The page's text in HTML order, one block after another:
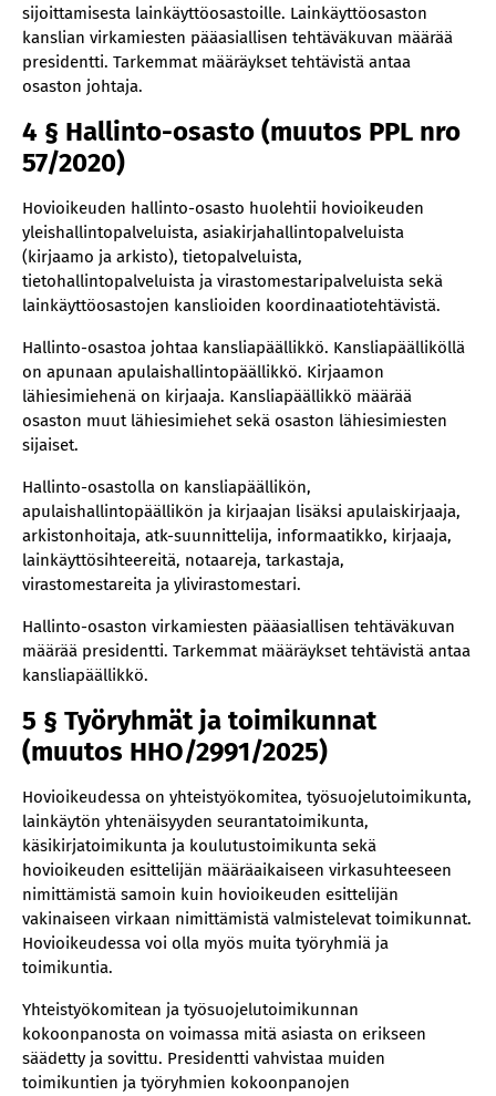
33 § Esittelijän määrääminen
34 § Siirtyminen toiselle osastolle
35 § Kokoonpanon puheenjohtaja (muutos PPL nro
36 § Täysistuntoon osallistuva läheinen
37 § Arpominen
38 § Hovioikeuden kokoonpanon vahvistaminen
39 § Kokoonpano ensi asteen virkarikosasiassa
(muutos PPL nro 230/2022)
40 § Molempien sukupuolten mukanaolo
kokoonpanossa
41 § Jatkokäsittelyluvan käsittelevä kokoonpano
(muutos PPL nro 33/2021)
42 § Hallintokantelun käsittely
Muita lainkäyttöä koskevia määräyksiä
43 § Käsittelyn joutuisuus ja asioiden kiireellisyys
(muutos PPL nro 165/2020)
44 § Asian valmistelu ja asiaan perehtyminen
45 § Suullinen yhteenveto
46 § Ratkaisuehdotuksen laatiminen
47 § Ratkaisun tekeminen taltioksi
päätösneuvottelun jälkeen
47 a § Sähköinen kierto (muutos PPL nro 165/2020)
48 § Pääkäsittelyn jälkeen julistettu ratkaisu
49 § Ratkaisun sanamuodosta päättäminen
50 § Asiakirjan allekirjoittaminen
51 § Tulevasta ratkaisusta ilmoittaminen
presidentille
52 § Ratkaisusta annettava lehdistötiedote
53 § Ratkaisun julkaiseminen
54 § Oikeudenkäyntimaksun määrääminen
Muita määräyksiä
55 § Käräjäoikeuksien valvonta
56 § Viestintäsuunnitelman noudattaminen
57 § Täydentävät ja poikkeavat määräykset
sijoittamisesta lainkäyttöosastoille. Lainkäyttöosaston
kanslian virkamiesten pääasiallisen tehtäväkuvan määrää
presidentti. Tarkemmat määräykset tehtävistä antaa
osaston johtaja.
4 § Hallinto-osasto (muutos PPL nro
57/2020)
Hovioikeuden hallinto-osasto huolehtii hovioikeuden
yleishallintopalveluista, asiakirjahallintopalveluista
(kirjaamo ja arkisto), tietopalveluista,
tietohallintopalveluista ja virastomestaripalveluista sekä
lainkäyttöosastojen kanslioiden koordinaatiotehtävistä.
Hallinto-osastoa johtaa kansliapäällikkö. Kansliapäälliköllä
on apunaan apulaishallintopäällikkö. Kirjaamon
lähiesimiehenä on kirjaaja. Kansliapäällikkö määrää
osaston muut lähiesimiehet sekä osaston lähiesimiesten
sijaiset.
Hallinto-osastolla on kansliapäällikön,
apulaishallintopäällikön ja kirjaajan lisäksi apulaiskirjaaja,
arkistonhoitaja, atk-suunnittelija, informaatikko, kirjaaja,
lainkäyttösihteereitä, notaareja, tarkastaja,
virastomestareita ja ylivirastomestari.
Hallinto-osaston virkamiesten pääasiallisen tehtäväkuvan
määrää presidentti. Tarkemmat määräykset tehtävistä antaa
kansliapäällikkö.
5 § Työryhmät ja toimikunnat
(muutos HHO/2991/2025)
Hovioikeudessa on yhteistyökomitea, työsuojelutoimikunta,
lainkäytön yhtenäisyyden seurantatoimikunta,
käsikirjatoimikunta ja koulutustoimikunta sekä
hovioikeuden esittelijän määräaikaiseen virkasuhteeseen
nimittämistä samoin kuin hovioikeuden esittelijän
vakinaiseen virkaan nimittämistä valmistelevat toimikunnat.
Hovioikeudessa voi olla myös muita työryhmiä ja
toimikuntia.
Yhteistyökomitean ja työsuojelutoimikunnan
kokoonpanosta on voimassa mitä asiasta on erikseen
säädetty ja sovittu. Presidentti vahvistaa muiden
toimikuntien ja työryhmien kokoonpanojen